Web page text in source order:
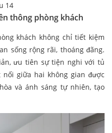
14
thông phòng khách
khách không chỉ tiết kiệm
sống rộng rãi, thoáng đãng.
ưu tiên sự tiện nghi với tủ
giữa hai không gian được
và ánh sáng tự nhiên, tạo